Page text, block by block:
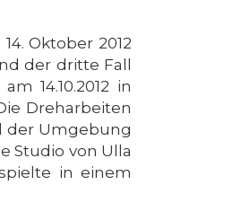
Oktober 2012
der dritte Fall
14.10.2012 in
Dreharbeiten
der Umgebung
Studio von Ulla
in einem